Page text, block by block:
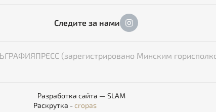
Следите за нами
(зарегистрировано Минским
Разработка сайта — SLAM
Раскрутка -cropas